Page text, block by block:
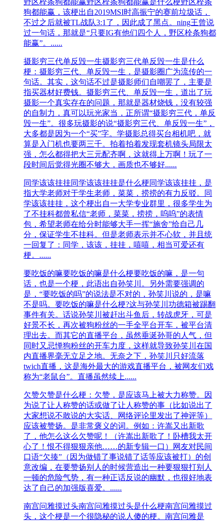
狗都能赢，该梗出自2019MSI时高振宁的赛前垃圾话，
不过之后就被TL战队3:1了，因此成了黑点。ning王曾说
过一句话，那就是“只要IG有他们四个人，野区栓条狗都
能赢”。......
摄影穷三代单反毁一生摄影穷三代单反毁一生是什么
梗：摄影穷三代、单反毁一生，是摄影圈广为流传的一
句话。其实，这句话不过是摄影师们自嘲罢了，主要是
指买器材好费钱。摄影穷三代、单反毁一生，道出了玩
摄影一个真实存在的问题，那就是器材烧钱，没有较强
的自制力，真可以玩光家当，正所谓“摄影穷三代，单反
毁一生”。很多玩摄影的说“摄影穷三代、单反毁一生”，
大多都是因为一个“买”字。学摄影总得买台相机吧，就
算是入门机也要两三千。拍着拍着发现套机镜头局限太
强，怎么都得把大三元配齐啊，这就得上万啊！玩了一
段时间后觉得光圈不够大，画质也不够好......
同学该该挂挂同学该该挂挂是什么梗同学该该挂挂，是
指大‌‌‌‌‌‌‌‌‌‌‌‌学老师对于学生老师，菜菜，捞捞的有力反驳。同
学该该挂挂，这个梗出自一大学专业群里，很多学生为
了不挂科都曾私信“老师，菜菜，捞捞，呜呜”的表情
包，希望老师在给分时能够大手一挥“施舍”给自己几
分，保证学生不挂科。但是老师表示并不心软，并且统
一回复了：同学，该该，挂挂，嘻嘻，相当可爱还有
梗。......
要吃饭的嘛要吃饭的嘛是什么梗要吃饭的嘛，是一句
话，也是一个梗，此语出自孙笑川。另外需要强调的
是，“要吃饭的吗”的说法是不对的，孙笑川说的，是嘛
不是吗。要吃饭的嘛是什么梗?这与孙笑川功德箱被踢翻
事件有关。话说孙笑川被赶出斗鱼后，转战虎牙，可是
好景不长，再次被狗粉丝的一手全平台开车，被平台清
理出去。而其它的直播平台，虽然垂涎孙哥的人气，但
同时又忌惮狗粉丝的开车力度，这样就导致孙笑川在国
内直播界毫无立足之地。无奈之下，孙笑川只好流落
twich直播，这是海外最大的游戏直播平台，被网友们戏
称为“老鼠台”。直播虽然续上......
欠赞欠赞是什么梗：欠赞，是应该马上被大力称赞。因
为说了让人称赞的话或做了让人称赞的事（比如说出了
大家想说不敢说的大实话、网络评论里发出了神评等）
应该被赞扬。是非常褒义的词。例如：许嵩又出新歌
了，他怎么这么欠赞呢！（许嵩出新歌了！卧槽我太开
心了！恨不得狠狠亲他……的新专辑一口）网友对民间
口语“欠揍”（因为做错了事说错了话等应该被打）的创
意改编，在要赞扬别人的时候营造出一种要狠狠打别人
一顿的危险气势，有一种正话反说的幽默，也很好地表
达了自己的加强版喜爱。......
南宫问雅摸过头南宫问雅摸过头是什么梗南宫问雅摸过
头，这个梗是一个很隐秘的说人傻的梗。南宫问雅是